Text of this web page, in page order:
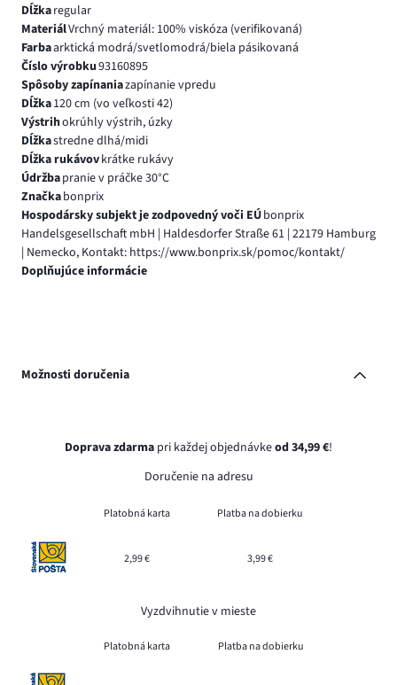
Dĺžkaregular
MateriálVrchný materiál: 100% viskóza (verifikovaná)
Farbaarktická modrá/svetlomodrá/biela pásikovaná
Číslo výrobku93160895
Spôsoby zapínaniazapínanie vpredu
Dĺžka120 cm (vo veľkosti 42)
Výstrihokrúhly výstrih, úzky
Dĺžkastredne dlhá/midi
Dĺžka rukávovkrátke rukávy
Údržbapranie v práčke 30°C
Značkabonprix
Hospodársky subjekt je zodpovedný voči EÚbonprix
Handelsgesellschaft mbH | Haldesdorfer Straße 61 | 22179 Hamburg
| Nemecko, Kontakt: https://www.bonprix.sk/pomoc/kontakt/
Doplňujúce informácie
Možnosti doručenia
Doprava zdarma pri každej objednávkeod 34,99 €!
Doručenie na adresu
Platobná karta Platba na dobierku
2,99 € 3,99 €
Vyzdvihnutie v mieste
Platobná karta Platba na dobierku